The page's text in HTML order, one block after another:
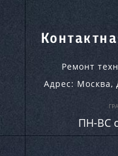
Ремонт
Адрес: Москва,
ПН-ВC